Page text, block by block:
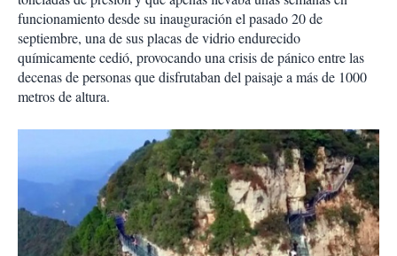
funcionamiento desde su inauguración el pasado 20 de
septiembre, una de sus placas de vidrio endurecido
químicamente cedió, provocando unacrisis de pánicoentre las
decenas de personas que disfrutaban del paisaje a más de 1000
metros de altura.